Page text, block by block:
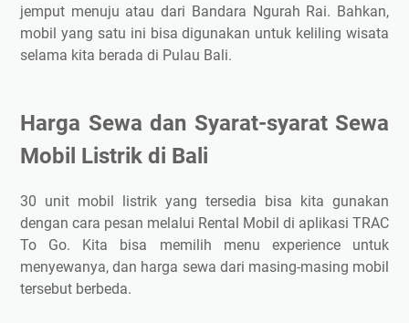
jemput menuju atau dari Bandara Ngurah Rai. Bahkan,
mobil yang satu ini bisa digunakan untuk keliling wisata
selama kita berada di Pulau Bali.
Harga Sewa dan Syarat-syarat Sewa
Mobil Listrik di Bali
30 unit mobil listrik yang tersedia bisa kita gunakan
dengan cara pesan melalui Rental Mobil di aplikasi TRAC
To Go. Kita bisa memilih menu experience untuk
menyewanya, dan harga sewa dari masing-masing mobil
tersebut berbeda.